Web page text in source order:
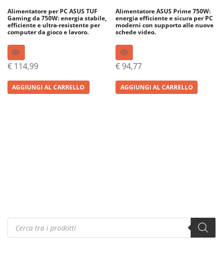
Alimentatore per PC ASUS TUF
Gaming da 750W: energia stabile,
efficiente e ultra-resistente per
computer da gioco e lavoro.
€ 114,99
AGGIUNGI AL CARRELLO
Alimentatore ASUS Prime 750W:
energia efficiente e sicura per PC
moderni con supporto alle nuove
schede video.
€ 94,77
AGGIUNGI AL CARRELLO
Products
search